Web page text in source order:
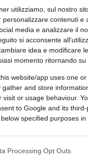
utilizziamo, sul nostro
personalizzare contenuti e
media e analizzare il
si acconsente
idea e modificare
momento ritornando su
website/app uses one
gather and store
visit or usage behaviour.
to Google and its
specified purposes
Processing Opt Outs
una volta
agli occhi
degli elettori),
è una
di fatto: gli sforzi
sono (e
Forse
è abbastanza
tematiche più